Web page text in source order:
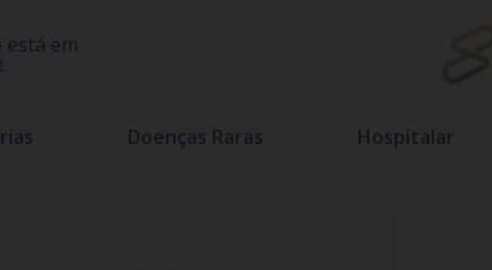
está em
Doenças Raras Hospitalar